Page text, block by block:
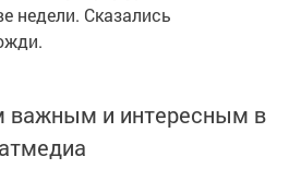
недели. Сказались
важным и интересным в